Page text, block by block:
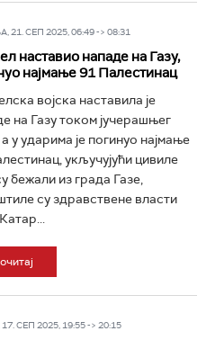
21. СЕП 2025, 06:49 -> 08:31
наставио нападе на Газу,
најмање 91 Палестинац
војска наставила је
на Газу током јучерашњег
у ударима је погинуо најмање
укључујући цивиле
бежали из града Газе,
су здравствене власти
СЕП 2025, 19:55 -> 20:15